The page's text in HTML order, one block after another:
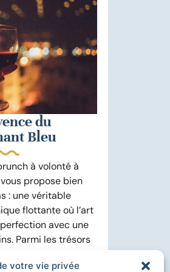
votre vie privée
du
Bleu
à volonté à
propose bien
: une véritable
flottante où l’art
avec une
Parmi les trésors